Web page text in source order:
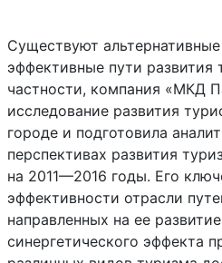
Существуют
эффективные пути развития
частности, компания «МКД
исследование развития
городе и подготовила
перспективах развития
на 2011—2016 годы. Его
эффективности отрасли
направленных на ее
синергетического эффекта